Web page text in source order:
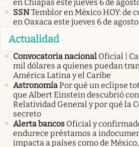
en Chiapas este jueves 6 de
SSNTemblor en México HOY: de
en Oaxaca este jueves 6 de agosto
Actualidad
Convocatoria nacional Oficial |
mil dólares a quienes puedan
América Latina y el Caribe
AstronomíaPor qué un eclipse
que Albert Einstein descubrió
Relatividad General y por qué la
secreto
Alerta bancos Oficial y
endurece préstamos a
impacta a países como de